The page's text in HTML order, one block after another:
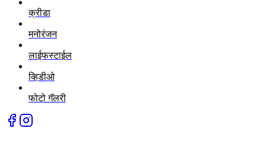
क्रीडा
मनोरंजन
लाईफस्टाईल
व्हिडीओ
फोटो गॅलरी